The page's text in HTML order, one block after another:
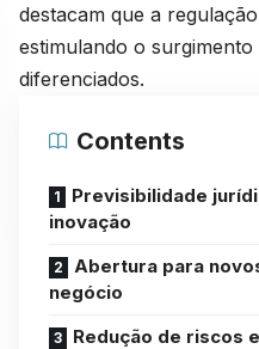
destacam que a
estimulando o
diferenciados.
Contents
Previsibilidade
inovação
Abertura para
negócio
Redução de riscos